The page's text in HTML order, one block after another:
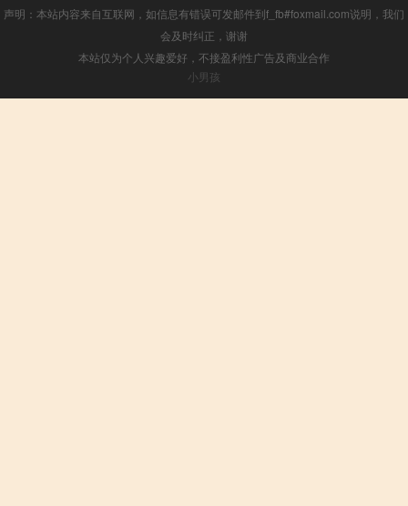
声明：本站内容来自互联网，如信息有错误可发邮件到f_fb#foxmail.com说明，我们
会及时纠正，谢谢
本站仅为个人兴趣爱好，不接盈利性广告及商业合作
小男孩